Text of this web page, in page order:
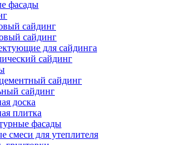
фасады
сайдинг
сайдинг
для сайдинга
сайдинг
сайдинг
сайдинг
доска
плитка
фасады
смеси для утеплителя